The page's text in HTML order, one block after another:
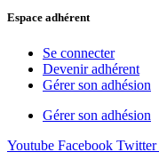
Espace adhérent
Se connecter
Devenir adhérent
Gérer son adhésion
Gérer son adhésion
Youtube Facebook Twitter